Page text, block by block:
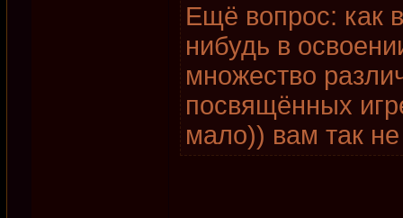
Ещё вопрос: как
нибудь в
множество
посвящённых
мало)) вам так